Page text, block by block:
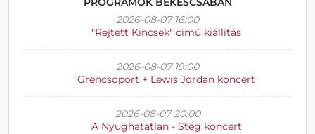
2026-08-07 16:00
"Rejtett Kincsek" című kiállítás
2026-08-07 19:00
Grencsoport + Lewis Jordan koncert
2026-08-07 20:00
A Nyughatatlan - Stég koncert